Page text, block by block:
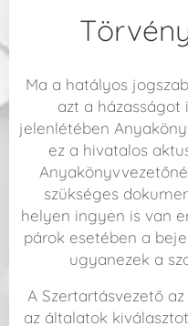
Ma a hatályos
azt a
jelenlétében
ez a hivatalos
szükséges
helyen ingyen is van
párok esetében a
ugyanezek a
A Szertartásvezető
az általatok